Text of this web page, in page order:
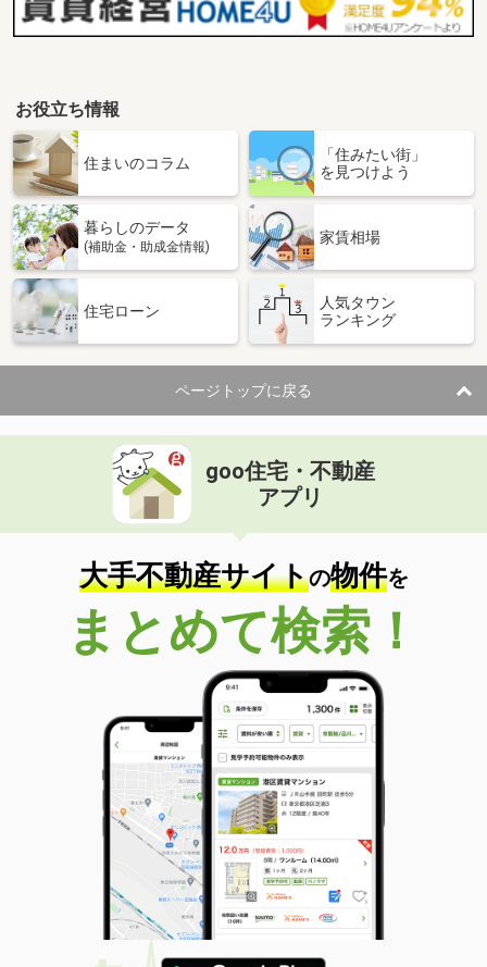
お役立ち情報
住まいのコラム
「住みたい街」
を見つけよう
暮らしのデータ
(補助金・助成金情報)
家賃相場
住宅ローン
人気タウン
ランキング
ページトップに戻る
goo住宅・不動産
アプリ
大手不動産サイトの物件を
まとめて検索！